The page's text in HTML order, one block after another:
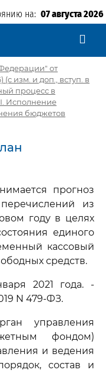
на: 07 августа 2026
от
(с изм. и доп., вступ. в
процесс в
Исполнение
бюджетов
прогноз
из
году в целях
единого
кассовый
средств.
2021 года. -
N 479-ФЗ.
управления
фондом)
и ведения
состав и